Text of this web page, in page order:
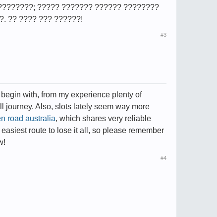
????? ??????? ?????? ????????
?? ???? ??? ??????!
#3
with, from my experience plenty of
journey. Also, slots lately seem way more
road australia, which shares very reliable
route to lose it all, so please remember
#4